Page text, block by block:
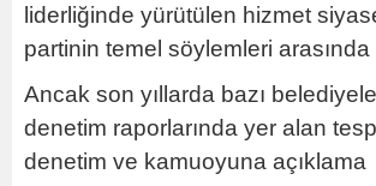
liderliğinde yürütülen hizmet
partinin temel söylemleri arasında
Ancak son yıllarda bazı
denetim raporlarında yer alan
denetim ve kamuoyuna açıklama